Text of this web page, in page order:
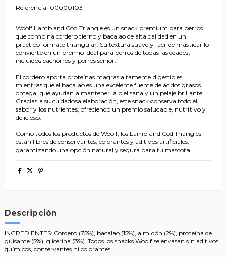
Referencia 1000001031
Woolf Lamb and Cod Triangle es un snack premium para perros
que combina cordero tierno y bacalao de alta calidad en un
práctico formato triangular. Su textura suave y fácil de masticar lo
convierte en un premio ideal para perros de todas las edades,
incluidos cachorros y perros senior.
El cordero aporta proteínas magras altamente digestibles,
mientras que el bacalao es una excelente fuente de ácidos grasos
omega, que ayudan a mantener la piel sana y un pelaje brillante.
Gracias a su cuidadosa elaboración, este snack conserva todo el
sabor y los nutrientes, ofreciendo un premio saludable, nutritivo y
delicioso.
Como todos los productos de Woolf, los Lamb and Cod Triangles
están libres de conservantes, colorantes y aditivos artificiales,
garantizando una opción natural y segura para tu mascota.
Descripción
INGREDIENTES: Cordero (75%), bacalao (15%), almidón (2%), proteína de
guisante (5%), glicerina (3%). Todos los snacks Woolf se envasan sin aditivos
químicos, conservantes ni colorantes